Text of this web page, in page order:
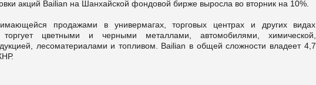
акций Bailian на Шанхайской фондовой бирже выросла во вторник на 10%.
продажами в универмагах, торговых центрах и других видах
цветными и черными металлами, автомобилями, химической,
лесоматериалами и топливом. Bailian в общей сложности владеет 4,7